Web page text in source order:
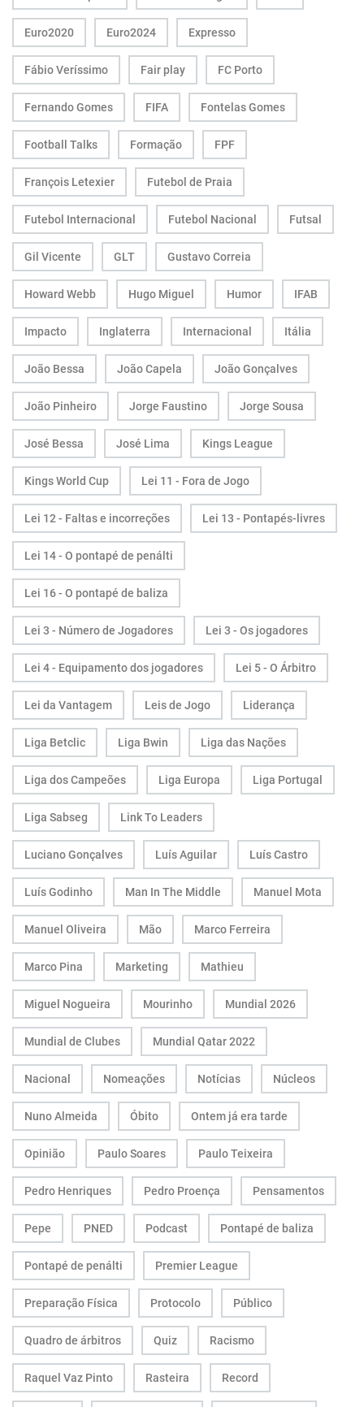
Euro2020 Euro2024 Expresso
Fábio Veríssimo Fair play FC Porto
Fernando Gomes FIFA Fontelas Gomes
Football Talks Formação FPF
François Letexier Futebol de Praia
Futebol Internacional Futebol Nacional Futsal
Gil Vicente GLT Gustavo Correia
Howard Webb Hugo Miguel Humor IFAB
Impacto Inglaterra Internacional Itália
João Bessa João Capela João Gonçalves
João Pinheiro Jorge Faustino Jorge Sousa
José Bessa José Lima Kings League
Kings World Cup Lei 11 - Fora de Jogo
Lei 12 - Faltas e incorreções Lei 13 - Pontapés-livres
Lei 14 - O pontapé de penálti
Lei 16 - O pontapé de baliza
Lei 3 - Número de Jogadores Lei 3 - Os jogadores
Lei 4 - Equipamento dos jogadores Lei 5 - O Árbitro
Lei da Vantagem Leis de Jogo Liderança
Liga Betclic Liga Bwin Liga das Nações
Liga dos Campeões Liga Europa Liga Portugal
Liga Sabseg Link To Leaders
Luciano Gonçalves Luís Aguilar Luís Castro
Luís Godinho Man In The Middle Manuel Mota
Manuel Oliveira Mão Marco Ferreira
Marco Pina Marketing Mathieu
Miguel Nogueira Mourinho Mundial 2026
Mundial de Clubes Mundial Qatar 2022
Nacional Nomeações Notícias Núcleos
Nuno Almeida Óbito Ontem já era tarde
Opinião Paulo Soares Paulo Teixeira
Pedro Henriques Pedro Proença Pensamentos
Pepe PNED Podcast Pontapé de baliza
Pontapé de penálti Premier League
Preparação Física Protocolo Público
Quadro de árbitros Quiz Racismo
Raquel Vaz Pinto Rasteira Record